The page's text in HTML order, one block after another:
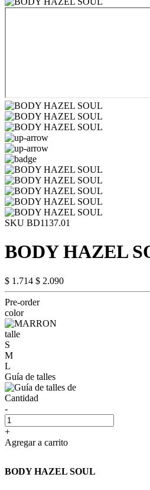
SKU BD1137.01
BODY HAZEL
$ 1.714 $ 2.090
Pre-order
color
talle
S
M
L
Guía de talles
Cantidad
-
+
Agregar a carrito
BODY HAZEL SOUL